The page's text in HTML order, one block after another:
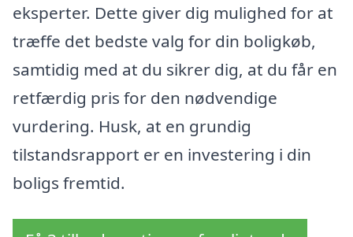
eksperter. Dette giver dig mulighed for at
træffe det bedste valg for din boligkøb,
samtidig med at du sikrer dig, at du får en
retfærdig pris for den nødvendige
vurdering. Husk, at en grundig
tilstandsrapport er en investering i din
boligs fremtid.